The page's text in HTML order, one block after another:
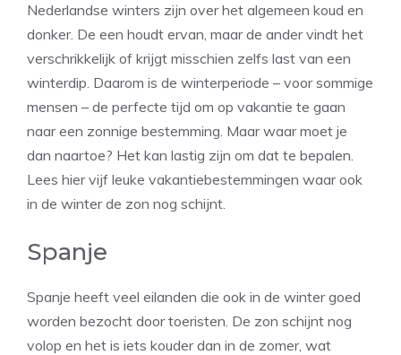
Nederlandse winters zijn over het algemeen koud en
donker. De een houdt ervan, maar de ander vindt het
verschrikkelijk of krijgt misschien zelfs last van een
winterdip. Daarom is de winterperiode – voor sommige
mensen – de perfecte tijd om op vakantie te gaan
naar een zonnige bestemming. Maar waar moet je
dan naartoe? Het kan lastig zijn om dat te bepalen.
Lees hier vijf leuke vakantiebestemmingen waar ook
in de winter de zon nog schijnt.
Spanje
Spanje heeft veel eilanden die ook in de winter goed
worden bezocht door toeristen. De zon schijnt nog
volop en het is iets kouder dan in de zomer, wat